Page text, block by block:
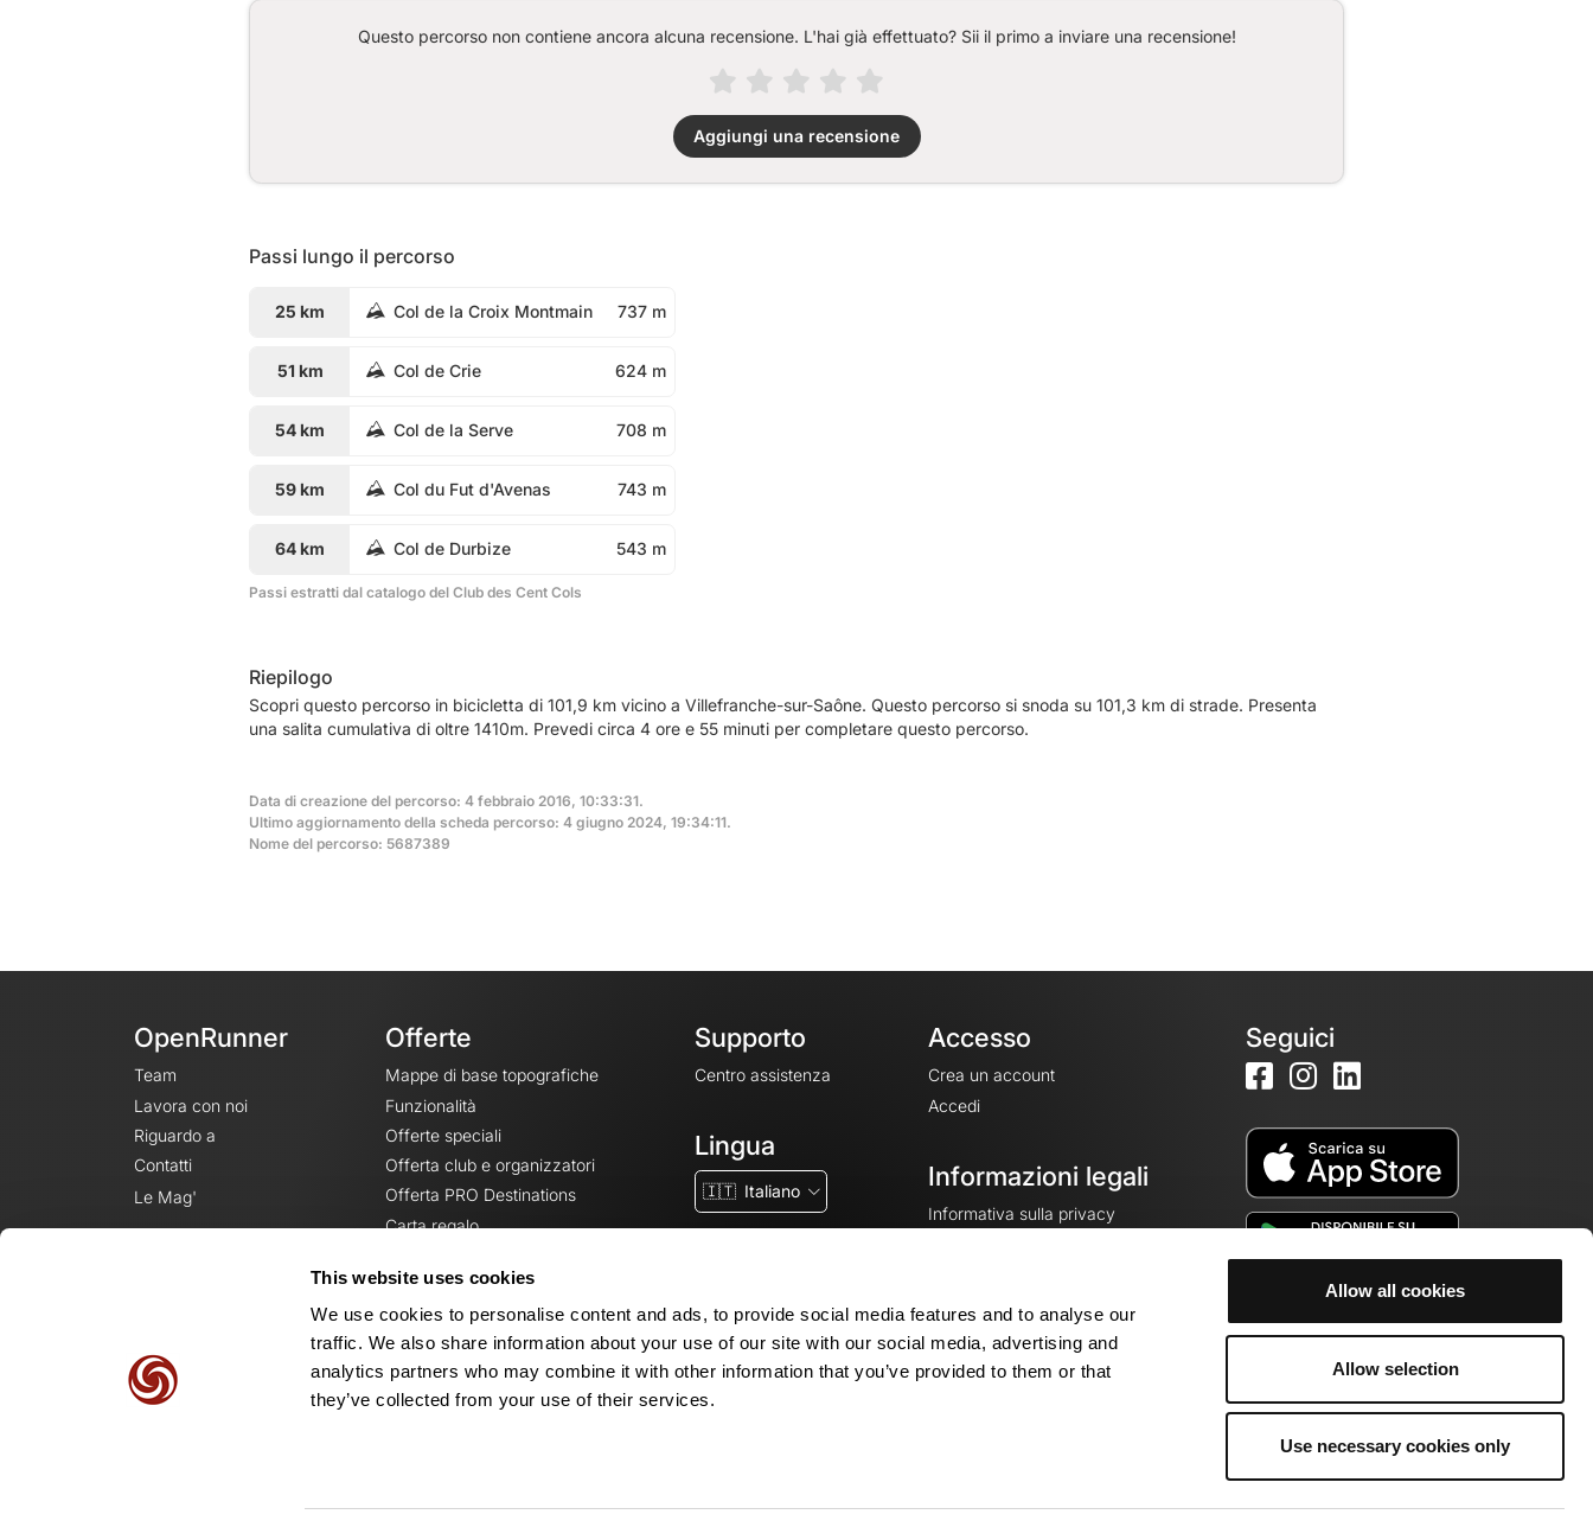
This website uses cookies
We use cookies to personalise content and ads, to provide social media features and to analyse our
traffic. We also share information about your use of our site with our social media, advertising and
analytics partners who may combine it with other information that you’ve provided to them or that
they’ve collected from your use of their services.
Allow all cookies
Allow selection
Use necessary cookies only
Questo percorso non contiene ancora alcuna recensione. L'hai già effettuato? Sii il primo a inviare una recensione!
Aggiungi una recensione
Passi lungo il percorso
25 km Col de la Croix Montmain 737 m
51 km Col de Crie 624 m
54 km Col de la Serve 708 m
59 km Col du Fut d'Avenas 743 m
64 km Col de Durbize 543 m
Passi estratti dal catalogo del Club des Cent Cols
Riepilogo
Scopri questo percorso in bicicletta di 101,9 km vicino a Villefranche-sur-Saône. Questo percorso si snoda su 101,3 km di strade. Presenta
una salita cumulativa di oltre 1410m. Prevedi circa 4 ore e 55 minuti per completare questo percorso.
Data di creazione del percorso: 4 febbraio 2016, 10:33:31.
Ultimo aggiornamento della scheda percorso: 4 giugno 2024, 19:34:11.
Nome del percorso: 5687389
OpenRunner
Team
Lavora con noi
Riguardo a
Contatti
Le Mag'
Offerte
Mappe di base topografiche
Funzionalità
Offerte speciali
Offerta club e organizzatori
Offerta PRO Destinations
Carta regalo
Supporto
Centro assistenza
Lingua
🇮🇹 Italiano
Accesso
Crea un account
Accedi
Informazioni legali
Informativa sulla privacy
Impostazioni dei cookie
Seguici